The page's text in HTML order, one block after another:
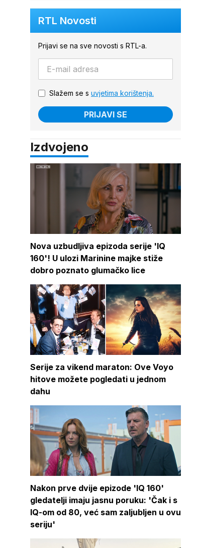
RTL Novosti
Prijavi se na sve novosti s RTL-a.
Slažem se s uvjetima korištenja.
PRIJAVI SE
Izdvojeno
Nova uzbudljiva epizoda serije 'IQ
160'! U ulozi Marinine majke stiže
dobro poznato glumačko lice
Serije za vikend maraton: Ove Voyo
hitove možete pogledati u jednom
dahu
Nakon prve dvije epizode 'IQ 160'
gledatelji imaju jasnu poruku: 'Čak i s
IQ-om od 80, već sam zaljubljen u ovu
seriju'